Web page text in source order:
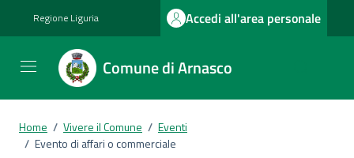
Regione Liguria Accedi all'area personale
Comune di Arnasco
Home / Vivere il Comune / Eventi
/ Evento di affari o commerciale